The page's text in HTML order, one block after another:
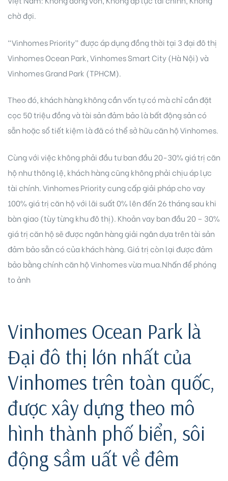
chờ đợi.
“Vinhomes Priority” được áp dụng đồng thời tại 3 đại đô thị
Vinhomes Ocean Park, Vinhomes Smart City (Hà Nội) và
Vinhomes Grand Park (TPHCM).
Theo đó, khách hàng không cần vốn tự có mà chỉ cần đặt
cọc 50 triệu đồng và tài sản đảm bảo là bất động sản có
sẵn hoặc sổ tiết kiệm là đã có thể sở hữu căn hộ Vinhomes.
Cùng với việc không phải đầu tư ban đầu 20-30% giá trị căn
hộ như thông lệ, khách hàng cũng không phải chịu áp lực
tài chính. Vinhomes Priority cung cấp giải pháp cho vay
100% giá trị căn hộ với lãi suất 0% lên đến 26 tháng sau khi
bàn giao (tùy từng khu đô thị). Khoản vay ban đầu 20 – 30%
giá trị căn hộ sẽ được ngân hàng giải ngân dựa trên tài sản
đảm bảo sẵn có của khách hàng. Giá trị còn lại được đảm
bảo bằng chính căn hộ Vinhomes vừa mua.Nhấn để phóng
to ảnh
Vinhomes Ocean Park là
Đại đô thị lớn nhất của
Vinhomes trên toàn quốc,
được xây dựng theo mô
hình thành phố biển, sôi
động sầm uất về đêm